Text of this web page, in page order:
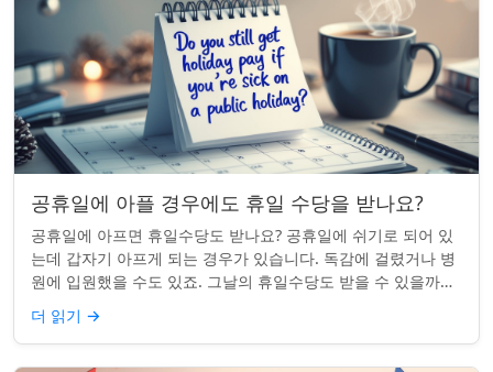
공휴일에 아플 경우에도 휴일 수당을 받나요?
공휴일에 아프면 휴일수당도 받나요? 공휴일에 쉬기로 되어 있
는데 갑자기 아프게 되는 경우가 있습니다. 독감에 걸렸거나 병
원에 입원했을 수도 있죠. 그날의 휴일수당도 받을 수 있을까요?
이는 흔한 질문이며, 답변은 주...
더 읽기 →